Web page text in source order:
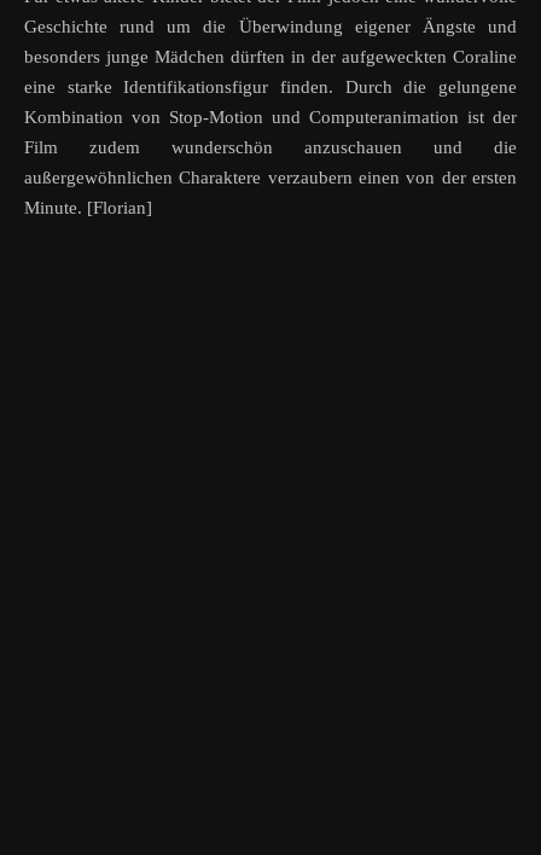
Geschichte rund um die Überwindung eigener Ängste und
besonders junge Mädchen dürften in der aufgeweckten Coraline
eine starke Identifikationsfigur finden. Durch die gelungene
Kombination von Stop-Motion und Computeranimation ist der
Film zudem wunderschön anzuschauen und die
außergewöhnlichen Charaktere verzaubern einen von der ersten
Minute. [Florian]